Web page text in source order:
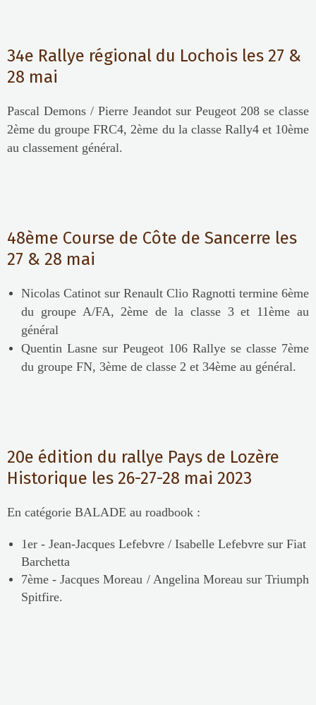
34e Rallye régional du Lochois les 27 &
28 mai
Pascal Demons / Pierre Jeandot sur Peugeot 208 se classe
2ème du groupe FRC4, 2ème du la classe Rally4 et 10ème
au classement général.
48ème Course de Côte de Sancerre les
27 & 28 mai
Nicolas Catinot sur Renault Clio Ragnotti termine 6ème
du groupe A/FA, 2ème de la classe 3 et 11ème au
général
Quentin Lasne sur Peugeot 106 Rallye se classe 7ème
du groupe FN, 3ème de classe 2 et 34ème au général.
20e édition du rallye Pays de Lozère
Historique les 26-27-28 mai 2023
En catégorie BALADE au roadbook :
1er - Jean-Jacques Lefebvre / Isabelle Lefebvre sur Fiat
Barchetta
7ème - Jacques Moreau / Angelina Moreau sur Triumph
Spitfire.